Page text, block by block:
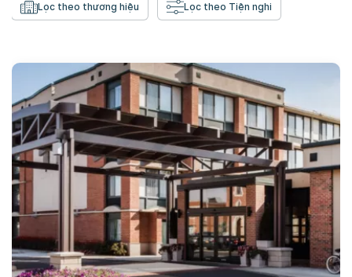
Lọc theo thương hiệu Lọc theo Tiện nghi